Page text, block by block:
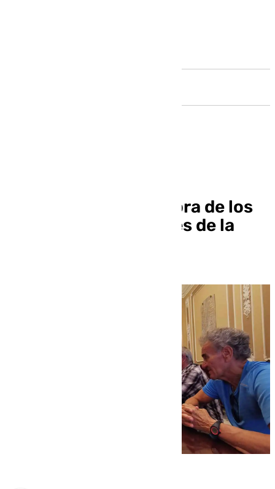
presupuestos la mejora de los
parques biosaludables de la